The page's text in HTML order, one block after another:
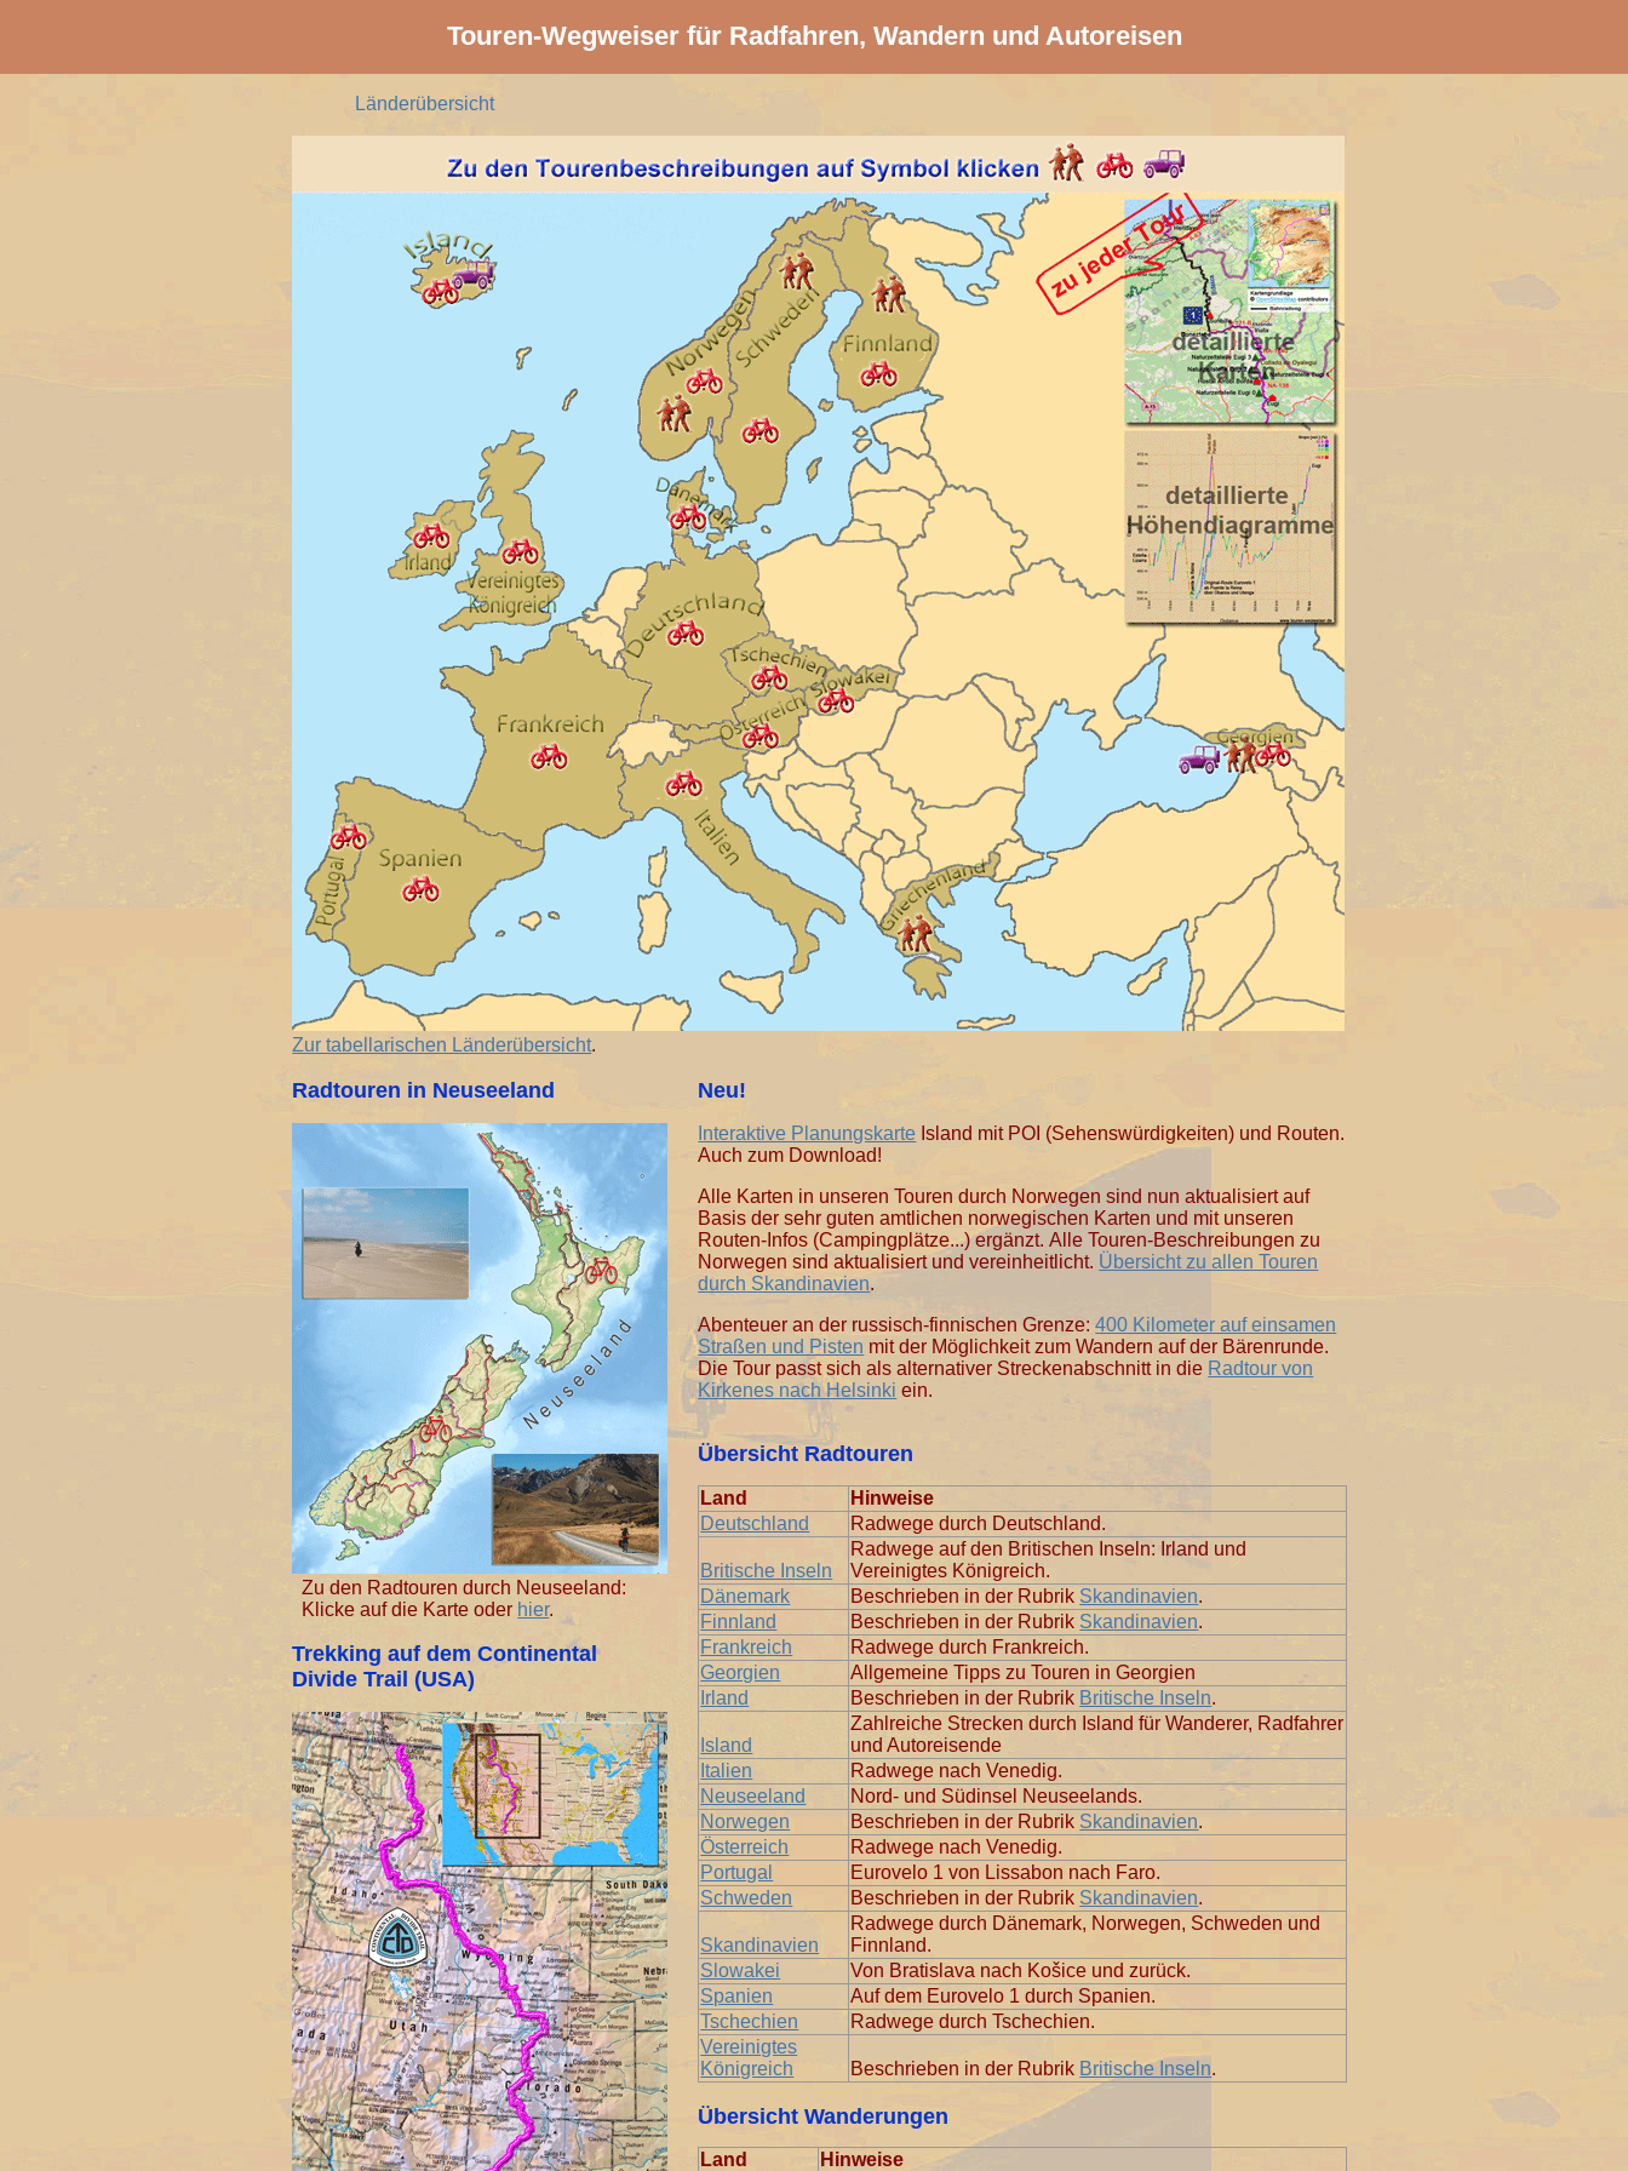
Touren-Wegweiser für Radfahren, Wandern und Autoreisen
Länderübersicht
Zur tabellarischen Länderübersicht.
Radtouren in Neuseeland
Zu den Radtouren durch Neuseeland:
Klicke auf die Karte oder hier.
Trekking auf dem Continental
Divide Trail (USA)
Neu!
Interaktive Planungskarte Island mit POI (Sehenswürdigkeiten) und Routen.
Auch zum Download!
Alle Karten in unseren Touren durch Norwegen sind nun aktualisiert auf
Basis der sehr guten amtlichen norwegischen Karten und mit unseren
Routen-Infos (Campingplätze...) ergänzt. Alle Touren-Beschreibungen zu
Norwegen sind aktualisiert und vereinheitlicht. Übersicht zu allen Touren
durch Skandinavien.
Abenteuer an der russisch-finnischen Grenze:400 Kilometer auf einsamen
Straßen und Pisten mit der Möglichkeit zum Wandern auf der Bärenrunde.
Die Tour passt sich als alternativer Streckenabschnitt in die Radtour von
Kirkenes nach Helsinki ein.
Übersicht Radtouren
Land
Hinweise
Deutschland
Radwege durch Deutschland.
Britische Inseln
Radwege auf den Britischen Inseln: Irland und
Vereinigtes Königreich.
Dänemark
Beschrieben in der Rubrik Skandinavien.
Finnland
Beschrieben in der Rubrik Skandinavien.
Frankreich
Radwege durch Frankreich.
Georgien
Allgemeine Tipps zu Touren in Georgien
Irland
Beschrieben in der Rubrik Britische Inseln.
Island
Zahlreiche Strecken durch Island für Wanderer, Radfahrer
und Autoreisende
Italien
Radwege nach Venedig.
Neuseeland
Nord- und Südinsel Neuseelands.
Norwegen
Beschrieben in der Rubrik Skandinavien.
Österreich
Radwege nach Venedig.
Portugal
Eurovelo 1 von Lissabon nach Faro.
Schweden
Beschrieben in der Rubrik Skandinavien.
Skandinavien
Radwege durch Dänemark, Norwegen, Schweden und
Finnland.
Slowakei
Von Bratislava nach Košice und zurück.
Spanien
Auf dem Eurovelo 1 durch Spanien.
Tschechien
Radwege durch Tschechien.
Vereinigtes
Königreich
Beschrieben in der Rubrik Britische Inseln.
Übersicht Wanderungen
Land Hinweise